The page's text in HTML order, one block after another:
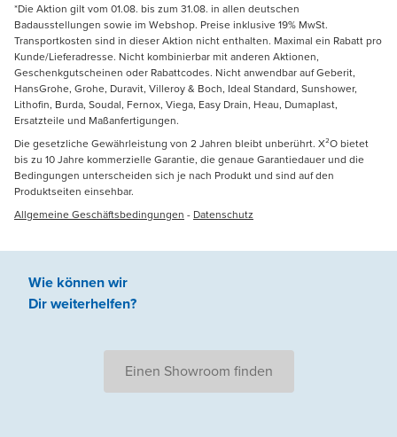
*Die Aktion gilt vom 01.08. bis zum 31.08. in allen deutschen
Badausstellungen sowie im Webshop. Preise inklusive 19% MwSt.
Transportkosten sind in dieser Aktion nicht enthalten. Maximal ein Rabatt pro
Kunde/Lieferadresse. Nicht kombinierbar mit anderen Aktionen,
Geschenkgutscheinen oder Rabattcodes. Nicht anwendbar auf Geberit,
HansGrohe, Grohe, Duravit, Villeroy & Boch, Ideal Standard, Sunshower,
Lithofin, Burda, Soudal, Fernox, Viega, Easy Drain, Heau, Dumaplast,
Ersatzteile und Maßanfertigungen.
Die gesetzliche Gewährleistung von 2 Jahren bleibt unberührt. X²O bietet
bis zu 10 Jahre kommerzielle Garantie, die genaue Garantiedauer und die
Bedingungen unterscheiden sich je nach Produkt und sind auf den
Produktseiten einsehbar.
Allgemeine Geschäftsbedingungen - Datenschutz
Wie können wir
Dir weiterhelfen?
Einen Showroom finden